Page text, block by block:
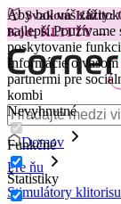
Aby bol váš
najlepší.Používame
poskytovanie
Informácie o
partnermi pre
kombi
Nevyhnutné
Funkčné
Štatistiky
😽Svakom Klitty:
Kód: KLITTY →
Domov
Pre ňu
Stimulátory klitorisu